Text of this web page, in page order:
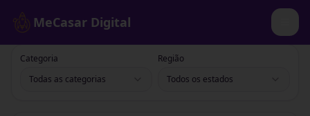
MeCasar Digital
Categoria
Todas as categorias
Região
Todos os estados